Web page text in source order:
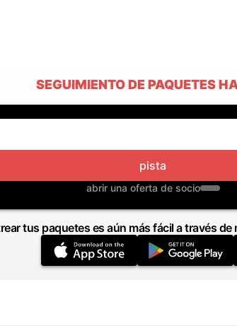
SEGUIMIENTO DE PAQUETES
pista
abrir una oferta de socio
tus paquetes es aún más fácil a través